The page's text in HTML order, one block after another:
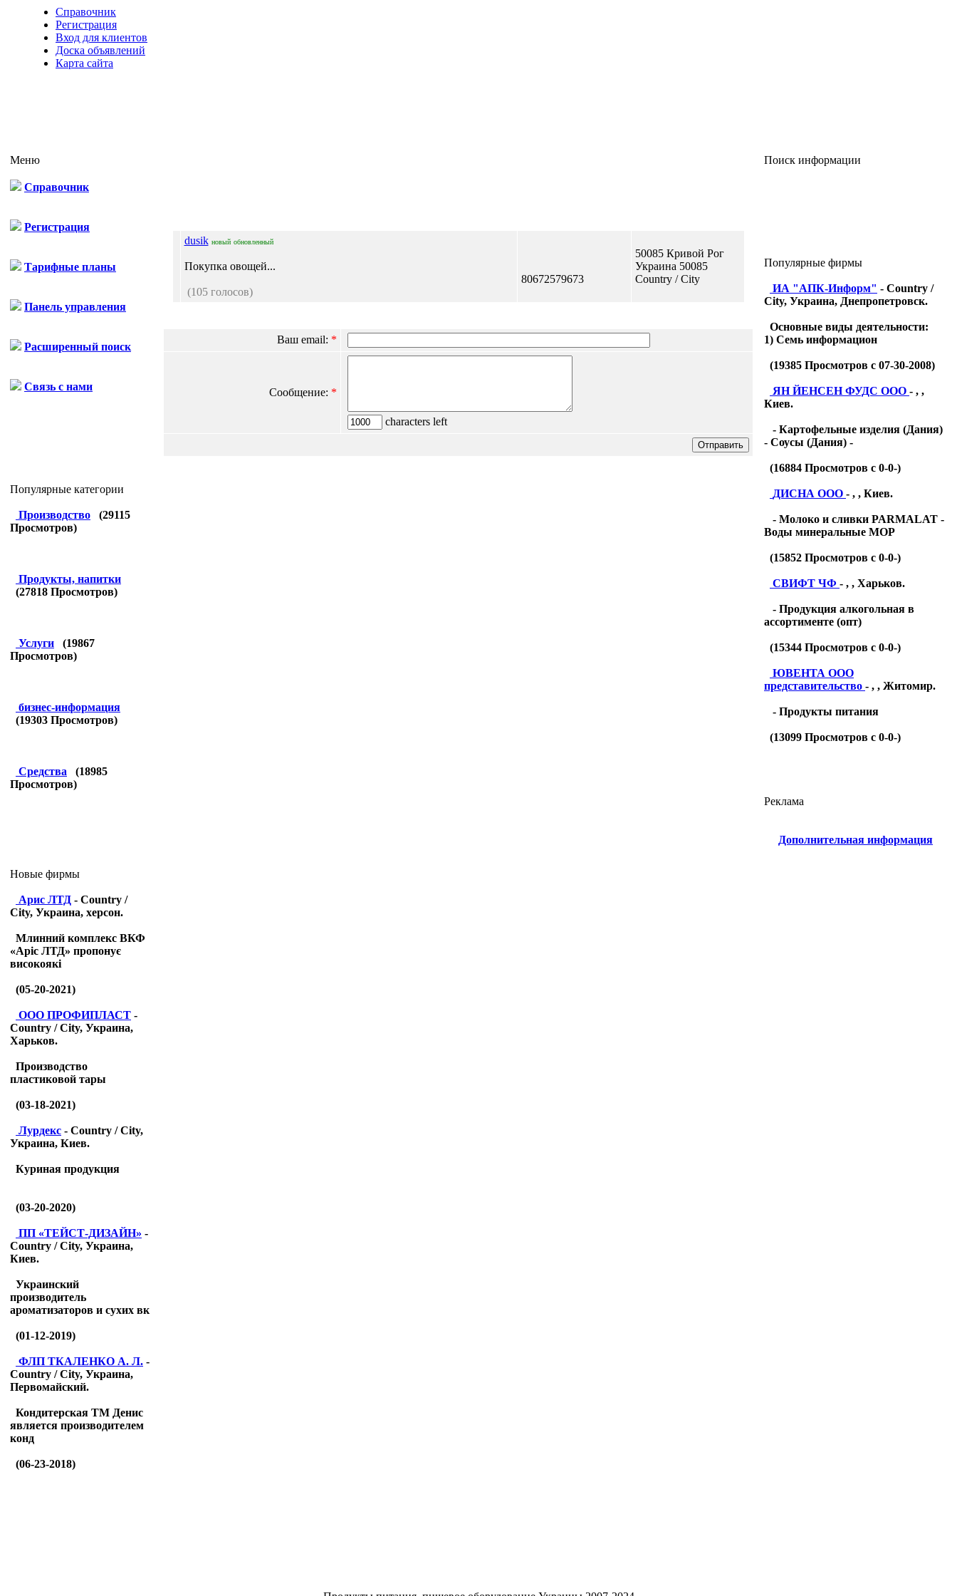
Справочник
Регистрация
Вход для клиентов
Доска объявлений
Карта сайта
Меню
Справочник
Регистрация
Тарифные планы
Панель управления
Расширенный поиск
Связь с нами
Популярные категории
Производство (29115
Просмотров)
Продукты, напитки
(27818 Просмотров)
Услуги (19867
Просмотров)
бизнес-информация
(19303 Просмотров)
Средства (18985
Просмотров)
Новые фирмы
Арис ЛТД - Country /
City, Украина, херсон.
Млинний комплекс ВКФ
«Аріс ЛТД» пропонує
високоякі
(05-20-2021)
ООО ПРОФИПЛАСТ -
Country / City, Украина,
Харьков.
Производство
пластиковой тары
(03-18-2021)
Лурдекс - Country / City,
Украина, Киев.
Куриная продукция
(03-20-2020)
ПП «ТЕЙСТ-ДИЗАЙН» -
Country / City, Украина,
Киев.
Украинский
производитель
ароматизаторов и сухих вк
(01-12-2019)
ФЛП ТКАЛЕНКО А. Л. -
Country / City, Украина,
Первомайский.
Кондитерская ТМ Денис
является производителем
конд
(06-23-2018)
dusik новый обновленный
Покупка овощей...
(105 голосов)
80672579673
50085 Кривой Рог
Украина 50085
Country / City
Ваш email: *
Сообщение: *
characters left
Поиск информации
Популярные фирмы
ИА "АПК-Информ" - Country /
City, Украина, Днепропетровск.
Основные виды деятельности:
1) Семь информацион
(19385 Просмотров с 07-30-2008)
ЯН ЙЕНСЕН ФУДС ООО - , ,
Киев.
- Картофельные изделия (Дания)
- Соусы (Дания) -
(16884 Просмотров с 0-0-)
ДИСНА ООО - , , Киев.
- Молоко и сливки PARMALAT -
Воды минеральные МОР
(15852 Просмотров с 0-0-)
СВИФТ ЧФ - , , Харьков.
- Продукция алкогольная в
ассортименте (опт)
(15344 Просмотров с 0-0-)
ЮВЕНТА ООО
представительство - , , Житомир.
- Продукты питания
(13099 Просмотров с 0-0-)
Реклама
Дополнительная информация